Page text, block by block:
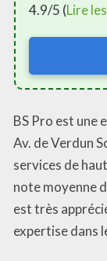
4.9/5 (Lire
BS Pro est une
Av. de Verdun
services de
note moyenne
est très
expertise dans